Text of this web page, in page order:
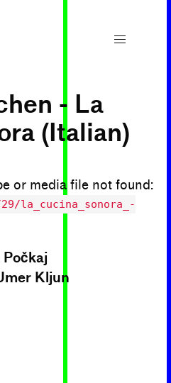
- La
(Italian)
or media file not found:
la_cucina_sonora_-
Počkaj
Kljun